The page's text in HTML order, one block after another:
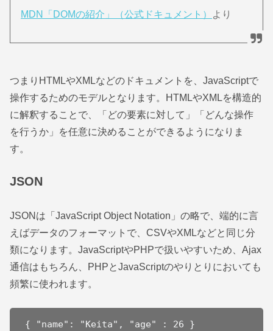
MDN「DOMの紹介」（公式ドキュメント） より
つまりHTMLやXMLなどのドキュメントを、JavaScriptで
操作するためのモデルとなります。HTMLやXMLを構造的
に解釈することで、「どの要素に対して」「どんな操作
を行うか」を任意に決めることができるようになりま
す。
JSON
JSONは「JavaScript Object Notation」の略で、端的に言
えばデータのフォーマットで、CSVやXMLなどと同じ分
類になります。JavaScriptやPHPで扱いやすいため、Ajax
通信はもちろん、PHPとJavaScriptのやりとりにおいても
頻繁に使われます。
{ "name": "Keita", "age" : 26 }